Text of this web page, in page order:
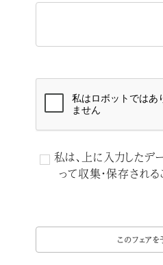
私は、上に入力したデ
って収集・保存される